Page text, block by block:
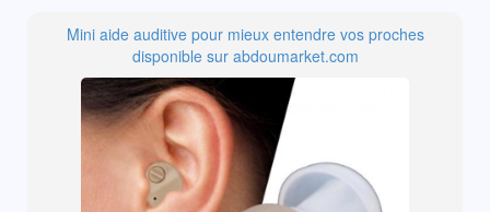
Mini aide auditive pour mieux entendre vos proches
disponible sur abdoumarket.com